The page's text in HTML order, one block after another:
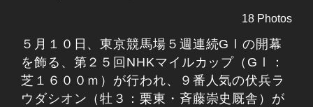
18 Photos
５月１０日、東京競馬場５週連続GⅠの開幕
を飾る、第２５回NHKマイルカップ（GⅠ：
芝１６００ｍ）が行われ、９番人気の伏兵ラ
ウダシオン（牡３：栗東・斉藤崇史厩舎）が